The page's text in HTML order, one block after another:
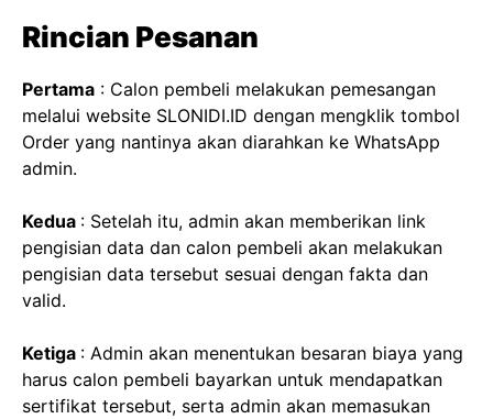
Rincian Pesanan
Pertama : Calon pembeli melakukan pemesangan
melalui website SLONIDI.ID dengan mengklik tombol
Order yang nantinya akan diarahkan ke WhatsApp
admin.
Kedua : Setelah itu, admin akan memberikan link
pengisian data dan calon pembeli akan melakukan
pengisian data tersebut sesuai dengan fakta dan
valid.
Ketiga : Admin akan menentukan besaran biaya yang
harus calon pembeli bayarkan untuk mendapatkan
sertifikat tersebut, serta admin akan memasukan